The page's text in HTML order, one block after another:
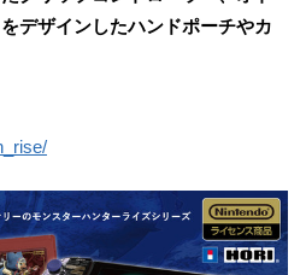
デザインしたハンドポーチやカ